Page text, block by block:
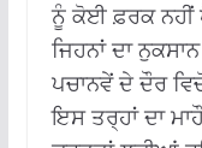
ਨੂੰ ਕੋਈ ਫ਼ਰਕ ਨਹੀਂ
ਜਿਹਨਾਂ ਦਾ
ਪਚਾਨਵੇਂ ਦੇ ਦੌਰ
ਇਸ ਤਰ੍ਹਾਂ ਦਾ